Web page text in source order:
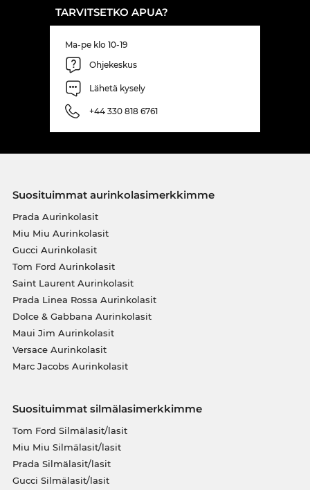
TARVITSETKO APUA?
Ma-pe klo 10-19
Ohjekeskus
Lähetä kysely
+44 330 818 6761
Suosituimmat aurinkolasimerkkimme
Prada Aurinkolasit
Miu Miu Aurinkolasit
Gucci Aurinkolasit
Tom Ford Aurinkolasit
Saint Laurent Aurinkolasit
Prada Linea Rossa Aurinkolasit
Dolce & Gabbana Aurinkolasit
Maui Jim Aurinkolasit
Versace Aurinkolasit
Marc Jacobs Aurinkolasit
Suosituimmat silmälasimerkkimme
Tom Ford Silmälasit/lasit
Miu Miu Silmälasit/lasit
Prada Silmälasit/lasit
Gucci Silmälasit/lasit